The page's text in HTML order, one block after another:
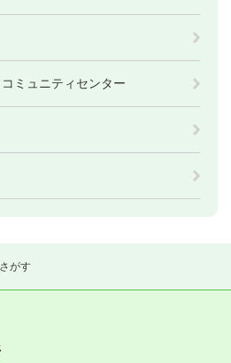
がす
ミュニティセンター